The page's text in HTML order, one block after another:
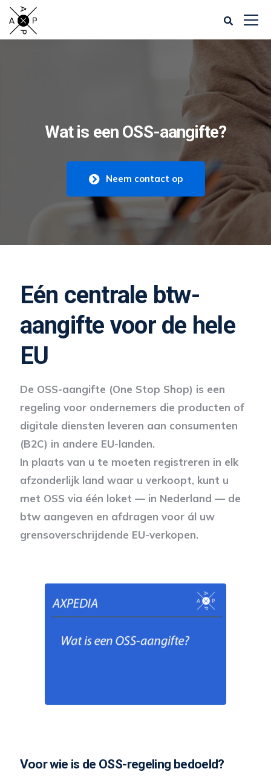
Wat is een OSS-aangifte?
Neem contact op
Eén centrale btw-
aangifte voor de hele
EU
De OSS-aangifte (One Stop Shop) is een
regeling voor ondernemers die producten of
digitale diensten leveren aan consumenten
(B2C) in andere EU-landen.
In plaats van u te moeten registreren in elk
afzonderlijk land waar u verkoopt, kunt u
met OSS via één loket — in Nederland — de
btw aangeven en afdragen voor ál uw
grensoverschrijdende EU-verkopen.
Voor wie is de OSS-regeling bedoeld?